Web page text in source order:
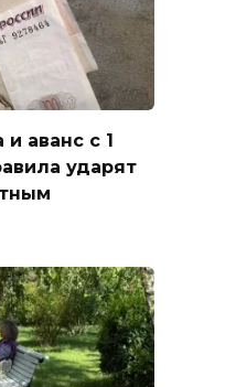
аванс с 1
ударят